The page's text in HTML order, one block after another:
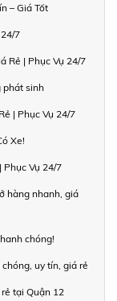
– Giá Tốt
7
Rẻ | Phục Vụ 24/7
phát sinh
| Phục Vụ 24/7
Xe!
Phục Vụ 24/7
hàng nhanh, giá
chóng!
uy tín, giá rẻ
tại Quận 12